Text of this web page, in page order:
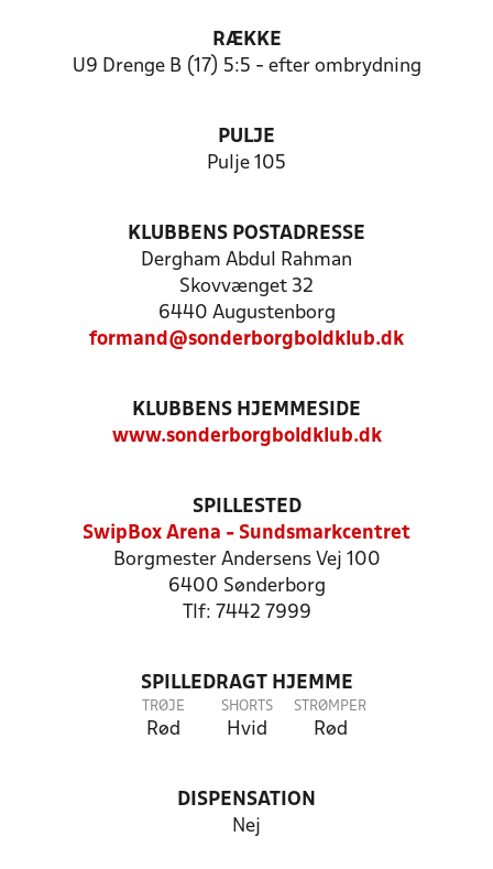
RÆKKE
U9 Drenge B (17) 5:5 - efter ombrydning
PULJE
Pulje 105
KLUBBENS POSTADRESSE
Dergham Abdul Rahman
Skovvænget 32
6440 Augustenborg
formand@sonderborgboldklub.dk
KLUBBENS HJEMMESIDE
www.sonderborgboldklub.dk
SPILLESTED
SwipBox Arena - Sundsmarkcentret
Borgmester Andersens Vej 100
6400 Sønderborg
Tlf: 7442 7999
SPILLEDRAGT HJEMME
TRØJE
Rød
SHORTS
Hvid
STRØMPER
Rød
DISPENSATION
Nej